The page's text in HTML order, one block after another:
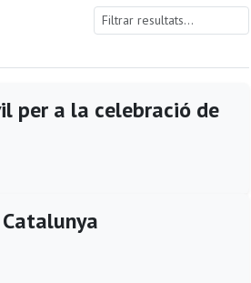
per a la celebració de